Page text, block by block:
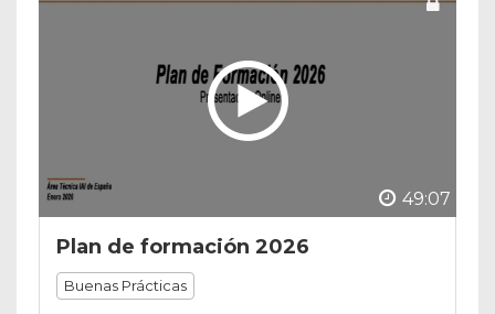
49:07
Plan de formación 2026
Buenas Prácticas